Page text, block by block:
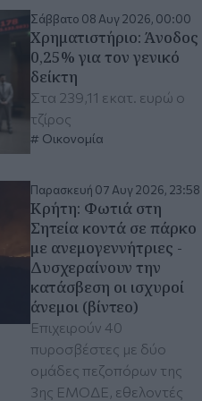
Σάββατο 08 Αυγ 2026, 00:00
Χρηματιστήριο: Άνοδος
0,25% για τον γενικό
δείκτη
Στα 239,11 εκατ. ευρώ ο
τζίρος
Οικονομία
Παρασκευή 07 Αυγ 2026, 23:58
Κρήτη: Φωτιά στη
Σητεία κοντά σε πάρκο
με ανεμογεννήτριες -
Δυσχεραίνουν την
κατάσβεση οι ισχυροί
άνεμοι (βίντεο)
Επιχειρούν 40
πυροσβέστες με δύο
ομάδες πεζοπόρων της
3ης ΕΜΟΔΕ, εθελοντές